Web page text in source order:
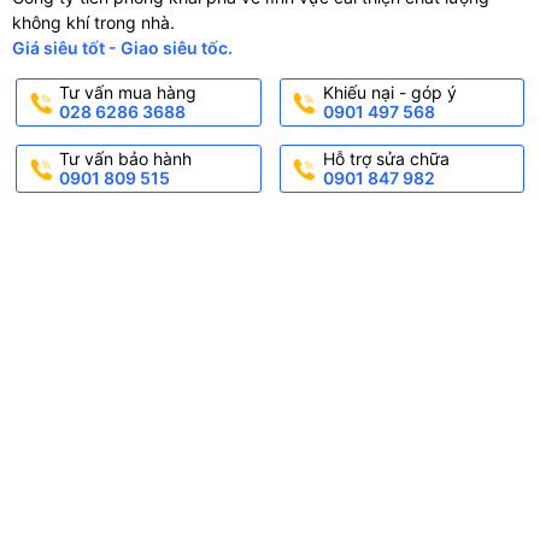
không khí trong nhà.
Giá siêu tốt - Giao siêu tốc.
Tư vấn mua hàng
028 6286 3688
Khiếu nại - góp ý
0901 497 568
Tư vấn bảo hành
0901 809 515
Hỗ trợ sửa chữa
0901 847 982